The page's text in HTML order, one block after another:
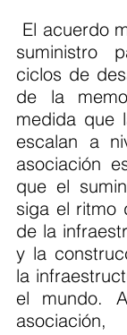
suministro
ciclos de
de la
medida que
escalan a
asociación
que el
siga el ritmo
de la
y la
la
el mundo.